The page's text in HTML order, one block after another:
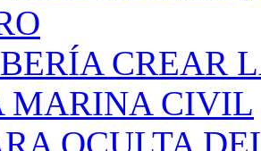
CREAR
MARINA CIVIL
OCULTA